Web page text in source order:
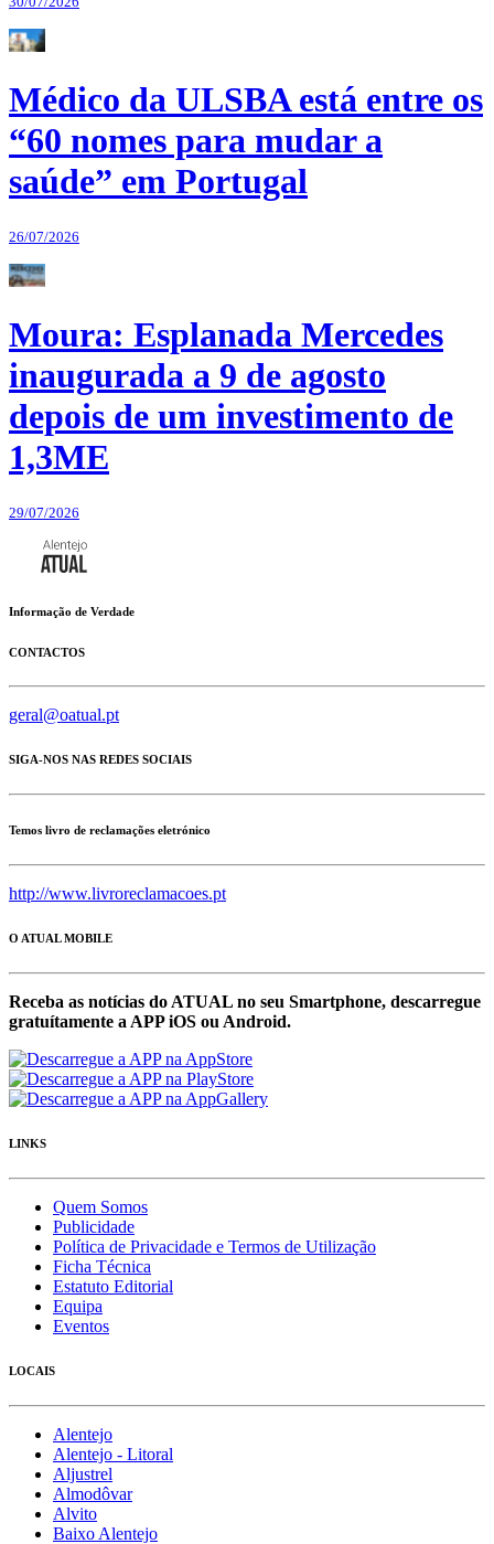
Médico da ULSBA está entre os
“60 nomes para mudar a
saúde” em Portugal
26/07/2026
Moura: Esplanada Mercedes
inaugurada a 9 de agosto
depois de um investimento de
1,3ME
29/07/2026
Informação de Verdade
CONTACTOS
geral@oatual.pt
SIGA-NOS NAS REDES SOCIAIS
Temos livro de reclamações eletrónico
http://www.livroreclamacoes.pt
O ATUAL MOBILE
Receba as notícias do ATUAL no seu Smartphone, descarregue
gratuítamente a APP iOS ou Android.
LINKS
Quem Somos
Publicidade
Política de Privacidade e Termos de Utilização
Ficha Técnica
Estatuto Editorial
Equipa
Eventos
LOCAIS
Alentejo
Alentejo - Litoral
Aljustrel
Almodôvar
Alvito
Baixo Alentejo